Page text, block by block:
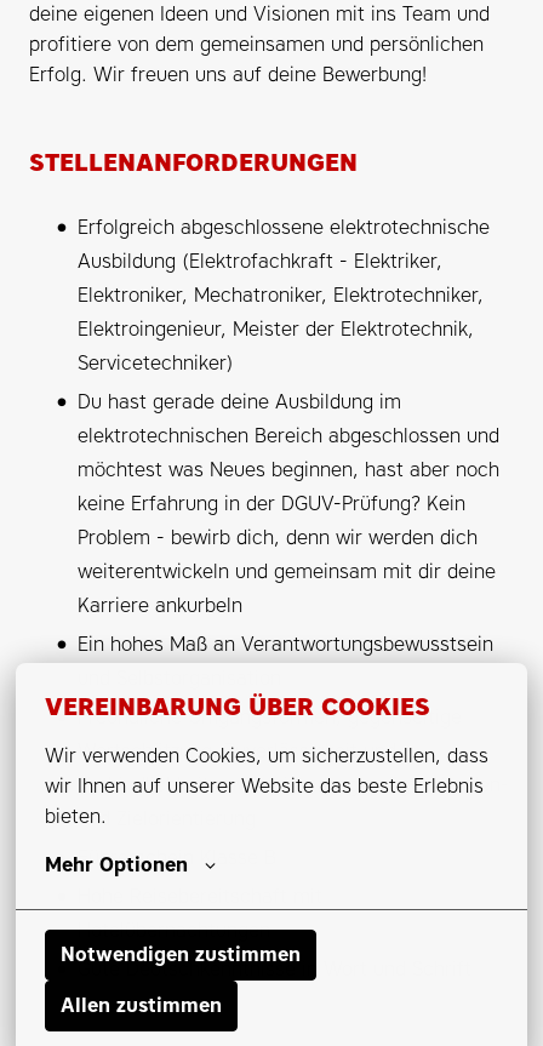
VEREINBARUNG ÜBER COOKIES
Wir verwenden Cookies, um sicherzustellen, dass
wir Ihnen auf unserer Website das beste Erlebnis
bieten.
Mehr Optionen
Notwendigen zustimmen
Allen zustimmen
deine eigenen Ideen und Visionen mit ins Team und
profitiere von dem gemeinsamen und persönlichen
Erfolg. Wir freuen uns auf deine Bewerbung!
STELLENANFORDERUNGEN
Erfolgreich abgeschlossene elektrotechnische
Ausbildung (Elektrofachkraft - Elektriker,
Elektroniker, Mechatroniker, Elektrotechniker,
Elektroingenieur, Meister der Elektrotechnik,
Servicetechniker)
Du hast gerade deine Ausbildung im
elektrotechnischen Bereich abgeschlossen und
möchtest was Neues beginnen, hast aber noch
keine Erfahrung in der DGUV-Prüfung? Kein
Problem - bewirb dich, denn wir werden dich
weiterentwickeln und gemeinsam mit dir deine
Karriere ankurbeln
Ein hohes Maß an Verantwortungsbewusstsein
Freundliche Umgangsformen, gegenseitige
Wertschätzung, Zuverlässigkeit und
Verbindlichkeit sowie eine ausgeprägte Kunden-
und Zielorientierung
Führerschein Klasse B
Hotelübernachtungen
Gute Deutschkenntnisse in Wort und Schrift